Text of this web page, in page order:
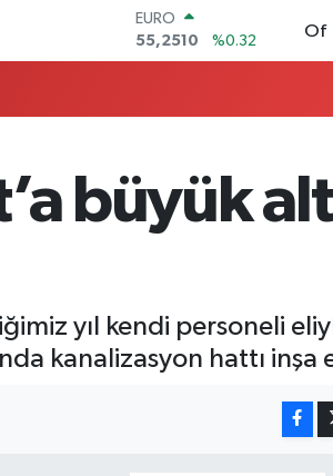
EURO
55,2510
%0.32
STERLİN
13.779
%-14
BITCOIN
64.960,21
%0.87
Of
büyük
yıl kendi personeli
kanalizasyon hattı inşa